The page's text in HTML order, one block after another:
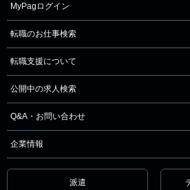
MyPagログイン
転職のお仕事検索
転職支援について
公開中の求人検索
Q&A・お問い合わせ
企業情報
派遣